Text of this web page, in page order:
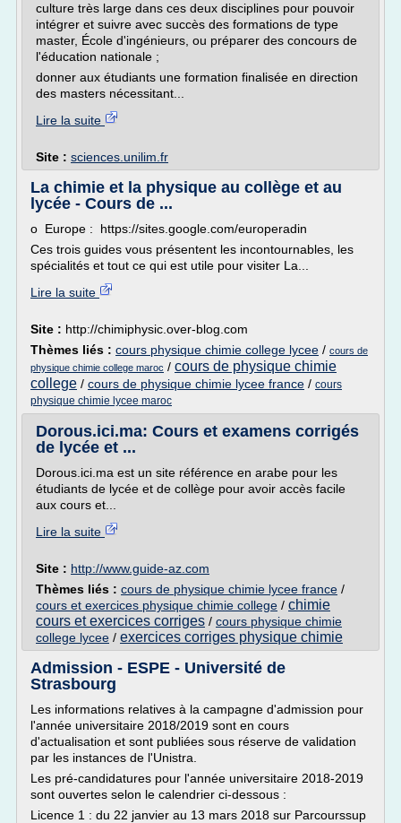
culture très large dans ces deux disciplines pour pouvoir
intégrer et suivre avec succès des formations de type
master, École d'ingénieurs, ou préparer des concours de
l'éducation nationale ;
donner aux étudiants une formation finalisée en direction
des masters nécessitant...
Lire la suite
Site : sciences.unilim.fr
La chimie et la physique au collège et au
lycée - Cours de ...
o Europe : https://sites.google.com/europeradin
Ces trois guides vous présentent les incontournables, les
spécialités et tout ce qui est utile pour visiter La...
Lire la suite
Site : http://chimiphysic.over-blog.com
Thèmes liés : cours physique chimie college lycee / cours de
physique chimie college maroc / cours de physique chimie
college / cours de physique chimie lycee france / cours
physique chimie lycee maroc
Dorous.ici.ma: Cours et examens corrigés
de lycée et ...
Dorous.ici.ma est un site référence en arabe pour les
étudiants de lycée et de collège pour avoir accès facile
aux cours et...
Lire la suite
Site : http://www.guide-az.com
Thèmes liés : cours de physique chimie lycee france /
cours et exercices physique chimie college / chimie
cours et exercices corriges / cours physique chimie
college lycee / exercices corriges physique chimie
Admission - ESPE - Université de
Strasbourg
Les informations relatives à la campagne d'admission pour
l'année universitaire 2018/2019 sont en cours
d'actualisation et sont publiées sous réserve de validation
par les instances de l'Unistra.
Les pré-candidatures pour l'année universitaire 2018-2019
sont ouvertes selon le calendrier ci-dessous :
Licence 1 : du 22 janvier au 13 mars 2018 sur Parcourssup